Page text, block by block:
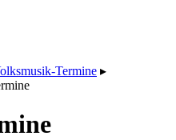
Termine ▸